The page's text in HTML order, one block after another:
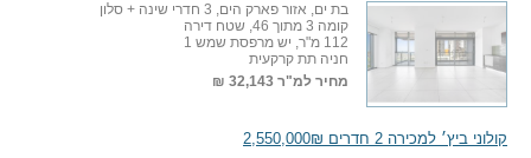
בת ים, אזור פארק הים, 3 חדרי שינה + סלון
קומה 3 מתוך 46, שטח דירה
112 מ"ר, יש מרפסת שמש 1
חניה תת קרקעית
מחיר למ"ר 32,143 ₪
קולוני ביץ׳ למכירה 2 חדרים 2,550,000₪